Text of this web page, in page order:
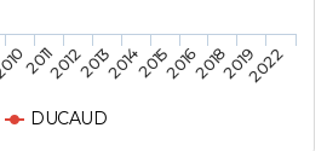
DUCAUD
201120122013201420152016201820192022